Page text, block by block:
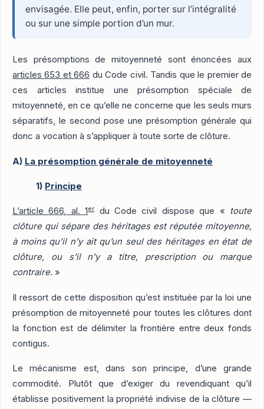
envisagée. Elle peut, enfin, porter sur l’intégralité
ou sur une simple portion d’un mur.
Les présomptions de mitoyenneté sont énoncées aux
articles 653 et 666 du Code civil. Tandis que le premier de
ces articles institue une présomption spéciale de
mitoyenneté, en ce qu’elle ne concerne que les seuls murs
séparatifs, le second pose une présomption générale qui
donc a vocation à s’appliquer à toute sorte de clôture.
A) La présomption générale de mitoyenneté
1) Principe
L’article 666, al. 1erdu Code civil dispose que « toute
clôture qui sépare des héritages est réputée mitoyenne,
à moins qu’il n’y ait qu’un seul des héritages en état de
clôture, ou s’il n’y a titre, prescription ou marque
contraire. »
Il ressort de cette disposition qu’est instituée par la loi une
présomption de mitoyenneté pour toutes les clôtures dont
la fonction est de délimiter la frontière entre deux fonds
contigus.
Le mécanisme est, dans son principe, d’une grande
commodité. Plutôt que d’exiger du revendiquant qu’il
établisse positivement la propriété indivise de la clôture —